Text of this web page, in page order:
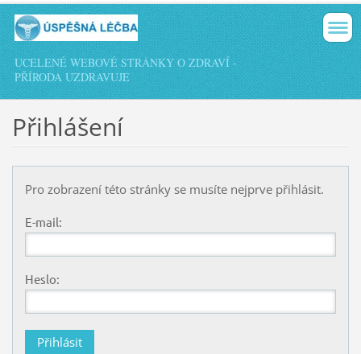
UCELENÉ WEBOVÉ STRÁNKY O ZDRAVÍ -
PŘÍRODA UZDRAVUJE
Přihlášení
Pro zobrazení této stránky se musíte nejprve přihlásit.
E-mail:
Heslo: